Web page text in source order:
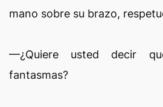
mano sobre su brazo,
—¿Quiere usted decir
fantasmas?